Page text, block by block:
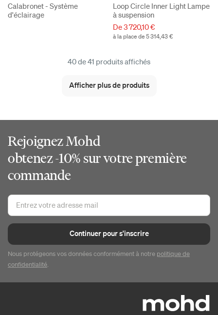
Calabronet - Système
d'éclairage
Loop Circle Inner Light Lampe
à suspension
De 3 720,10 €
à la place de 5 314,43 €
40 de 41 produits affichés
Afficher plus de produits
Rejoignez Mohd
obtenez -10% sur votre première
commande
Continuer pour s'inscrire
Nous protégeons vos données conformément à notre politique de
confidentialité.